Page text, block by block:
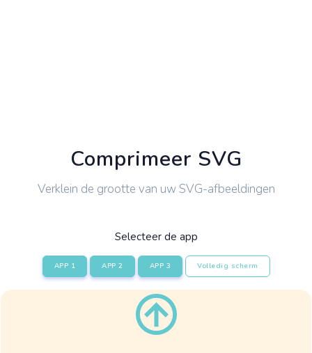
Comprimeer SVG
Verklein de grootte van uw SVG-afbeeldingen
Selecteer de app
APP 1 APP 2 APP 3 Volledig scherm